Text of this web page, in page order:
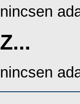
nincsen
Z...
nincsen